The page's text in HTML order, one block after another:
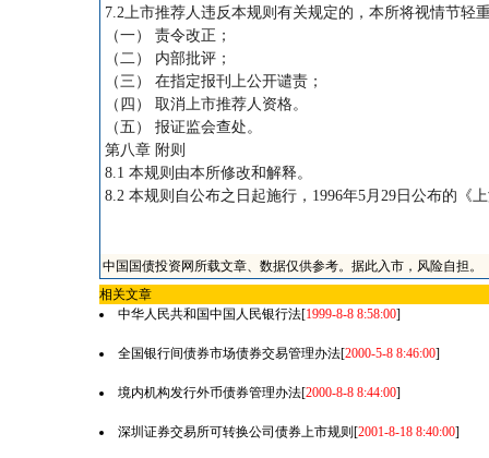
7.2上市推荐人违反本规则有关规定的，本所将视情节轻
（一） 责令改正；
（二） 内部批评；
（三） 在指定报刊上公开谴责；
（四） 取消上市推荐人资格。
（五） 报证监会查处。
第八章 附则
8.1 本规则由本所修改和解释。
8.2 本规则自公布之日起施行，1996年5月29日公布的《
中国国债投资网所载文章、数据仅供参考。据此入市，风险自担。
相关文章
中华人民共和国中国人民银行法[1999-8-8 8:58:00]
全国银行间债券市场债券交易管理办法[2000-5-8 8:46:00]
境内机构发行外币债券管理办法[2000-8-8 8:44:00]
深圳证券交易所可转换公司债券上市规则 [2001-8-18 8:40:00]